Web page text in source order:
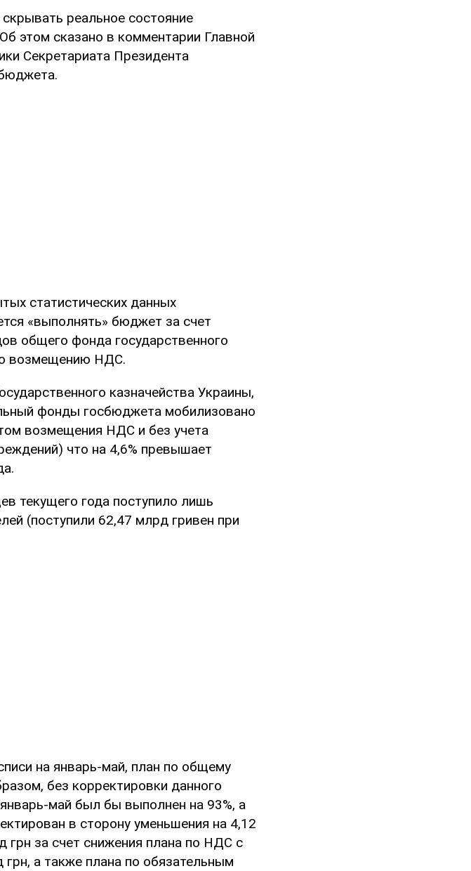
реальное состояние
этом сказано в комментарии Главной
Секретариата Президента
статистических данных
«выполнять» бюджет за счет
общего фонда государственного
возмещению НДС.
казначейства Украины,
фонды госбюджета мобилизовано
возмещения НДС и без учета
что на 4,6% превышает
текущего года поступило лишь
(поступили 62,47 млрд гривен при
на январь-май, план по общему
без корректировки данного
май был бы выполнен на 93%, а
в сторону уменьшения на 4,12
за счет снижения плана по НДС с
а также плана по обязательным